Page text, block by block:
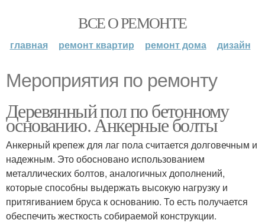
ВСЕ О РЕМОНТЕ
главная ремонт квартир ремонт дома дизайн
Мероприятия по ремонту
Деревянный пол по бетонному
основанию. Анкерные болты
Анкерный крепеж для лаг пола считается долговечным и
надежным. Это обосновано использованием
металлических болтов, аналогичных дополнений,
которые способны выдержать высокую нагрузку и
притягиванием бруса к основанию. То есть получается
обеспечить жесткость собираемой конструкции.